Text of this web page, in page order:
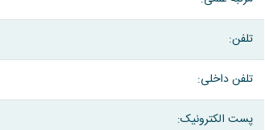
تلفن:
تلفن داخلی:
پست الکترونیک: